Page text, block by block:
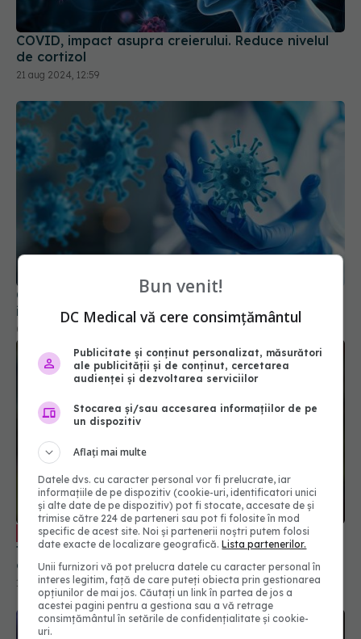
COVID, impact asupra creierului. Reduce nivelul
de cortizol
21 aug 2024, 12:59
COVID, impact pe termen lung asupra sistemului
imunitar. Schimbările sunt semnificative
04 aug 2024, 11:26
EXCLUSIV Tratamentul oral anti-COVID, ce
trebuie să știi. Prof. dr. Aysel Florescu: Este
demonstrat ca eficiență virală. A redus foarte
mult riscul de spitalizare
15 sep 2024, 22:33
Bun venit!
DC Medical vă cere consimțământul
Publicitate și conținut personalizat, măsurători
ale publicității și de conținut, cercetarea
audienței și dezvoltarea serviciilor
Stocarea și/sau accesarea informațiilor de pe
un dispozitiv
Aflați mai multe
Datele dvs. cu caracter personal vor fi prelucrate, iar
informațiile de pe dispozitiv (cookie-uri, identificatori unici
și alte date de pe dispozitiv) pot fi stocate, accesate de și
trimise către 224 de parteneri sau pot fi folosite în mod
specific de acest site. Noi și partenerii noștri putem folosi
date exacte de localizare geografică.Lista partenerilor.
Unii furnizori vă pot prelucra datele cu caracter personal în
interes legitim, față de care puteți obiecta prin gestionarea
opțiunilor de mai jos. Căutați un link în partea de jos a
acestei pagini pentru a gestiona sau a vă retrage
consimțământul în setările de confidențialitate și cookie-
uri.